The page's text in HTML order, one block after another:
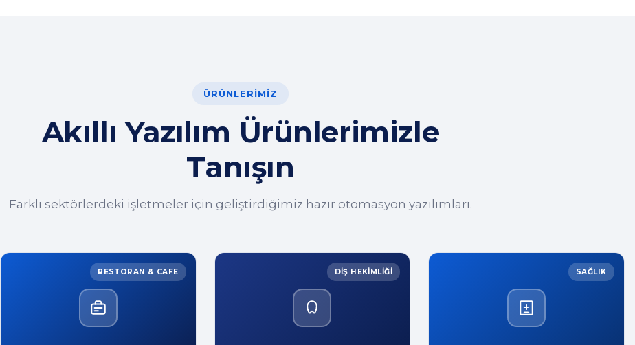
ÜRÜNLERIMIZ
Akıllı Yazılım Ürünlerimizle
Tanışın
Farklı sektörlerdeki işletmeler için geliştirdiğimiz hazır otomasyon yazılımları.
RESTORAN & CAFE DIŞ HEKIMLIĞI SAĞLIK